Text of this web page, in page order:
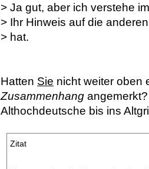
> Ja gut, aber ich verstehe
> Ihr Hinweis auf die
> hat.
Hatten Sie nicht weiter oben
Zusammenhang
Althochdeutsche bis ins
Zitat